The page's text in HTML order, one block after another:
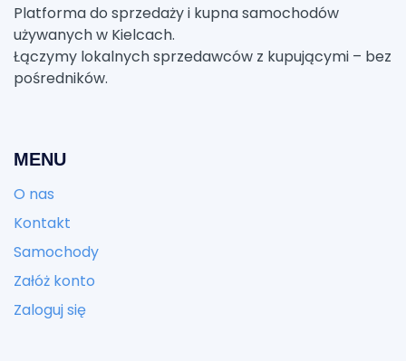
Platforma do sprzedaży i kupna samochodów
używanych w Kielcach.
Łączymy lokalnych sprzedawców z kupującymi – bez
pośredników.
MENU
O nas
Kontakt
Samochody
Załóż konto
Zaloguj się